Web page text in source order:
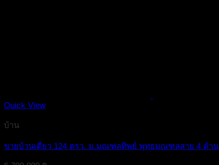
Quick View
บ้าน
ขายบ้านเดี่ยว 124 ตรว. ม.มณฑลทิพย์ พุทธมณฑลสาย 4 ด้า